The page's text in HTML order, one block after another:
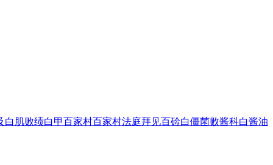
白肌败绩白甲百家村百家村法庭拜见百硷白僵菌败酱科白酱油